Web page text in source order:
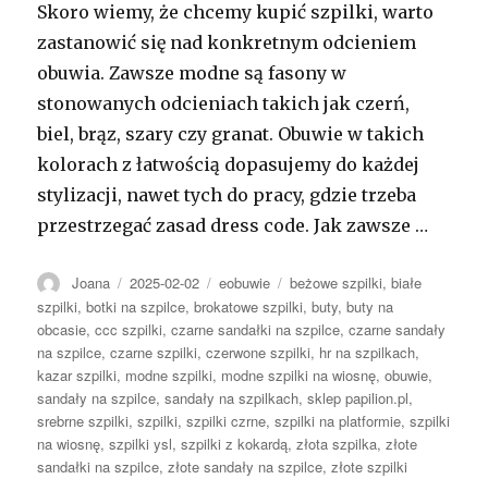
Skoro wiemy, że chcemy kupić szpilki, warto
zastanowić się nad konkretnym odcieniem
obuwia. Zawsze modne są fasony w
stonowanych odcieniach takich jak czerń,
biel, brąz, szary czy granat. Obuwie w takich
kolorach z łatwością dopasujemy do każdej
stylizacji, nawet tych do pracy, gdzie trzeba
przestrzegać zasad dress code. Jak zawsze …
Autor
Joana Opublikowano
2025-02-02 Kategorie
eobuwie Tagi
beżowe szpilki,białe
szpilki,botki na szpilce,brokatowe szpilki,buty,buty na
obcasie,ccc szpilki,czarne sandałki na szpilce,czarne sandały
na szpilce,czarne szpilki,czerwone szpilki, hr na szpilkach,
kazar szpilki, modne szpilki, modne szpilki na wiosnę,obuwie,
sandały na szpilce,sandały na szpilkach,sklep papilion.pl,
srebrne szpilki,szpilki,szpilki czrne,szpilki na platformie,szpilki
na wiosnę,szpilki ysl,szpilki z kokardą,złota szpilka,złote
sandałki na szpilce,złote sandały na szpilce,złote szpilki